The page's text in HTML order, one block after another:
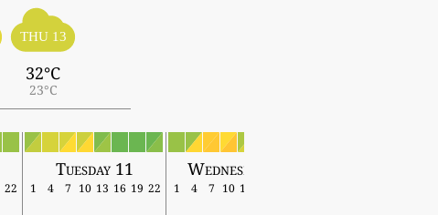
THU 13
32°C
23°C
Tuesday 11 Wednesday 12
22 1 4 7 10 13 16 19 22 1 4 7 10 13